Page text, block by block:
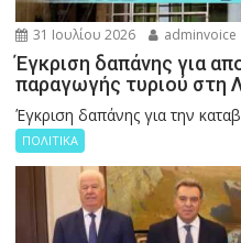
31 Ιουλίου 2026 adminvoice
Έγκριση δαπάνης για
παραγωγής τυριού στη
Έγκριση δαπάνης για την
ΠΟΛΙΤΙΚΑ